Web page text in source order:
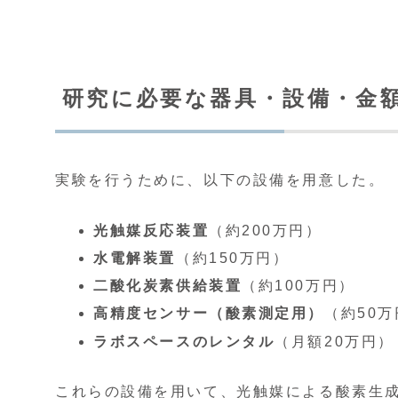
研究に必要な器具・設備・金
実験を行うために、以下の設備を用意した。
光触媒反応装置
（約200万円）
水電解装置
（約150万円）
二酸化炭素供給装置
（約100万円）
高精度センサー（酸素測定用）
（約50万
ラボスペースのレンタル （月額20万円）
これらの設備を用いて、光触媒による酸素生